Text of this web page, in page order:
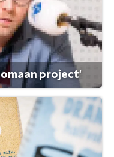
project'